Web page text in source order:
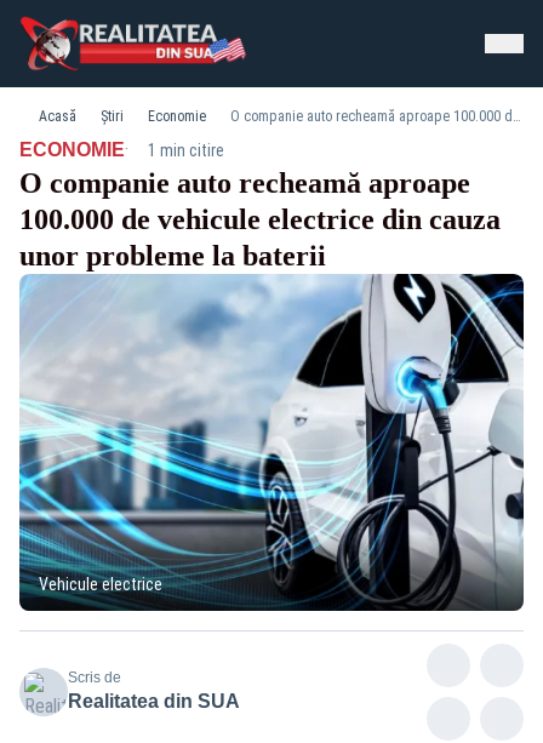
Acasă Știri Economie O companie auto recheamă aproape 100.000 de vehicule electrice din cauza unor probleme la baterii
ECONOMIE· 1 min citire
O companie auto recheamă aproape
100.000 de vehicule electrice din cauza
unor probleme la baterii
Vehicule electrice
Scris de
Realitatea din SUA